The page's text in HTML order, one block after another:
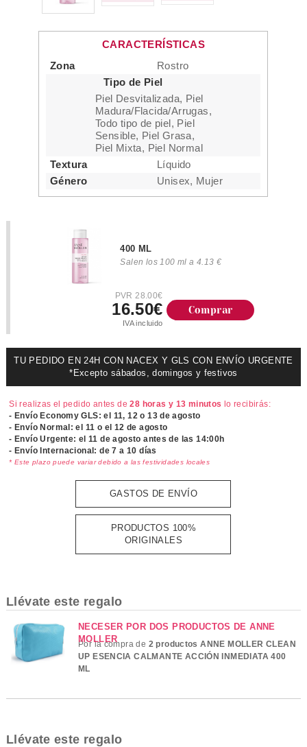
CARACTERÍSTICAS
Zona
Rostro
Tipo de Piel
Piel Desvitalizada, Piel
Madura/Flacida/Arrugas,
Todo tipo de piel, Piel
Sensible, Piel Grasa,
Piel Mixta, Piel Normal
Textura
Líquido
Género
Unisex, Mujer
400 ML
Salen los 100 ml a 4.13 €
PVR 28.00€
16.50€
IVA incluido
Comprar
TU PEDIDO EN 24H CON NACEX Y GLS CON ENVÍO URGENTE
*Excepto sábados, domingos y festivos
Si realizas el pedido antes de28 horas y 13 minutos lo recibirás:
- Envío Economy GLS: el 11, 12 o 13 de agosto
- Envío Normal: el 11 o el 12 de agosto
- Envío Urgente: el11 de agosto antes de las 14:00h
- Envío Internacional: de 7 a 10 días
* Este plazo puede variar debido a las festividades locales
GASTOS DE ENVÍO
PRODUCTOS 100%
ORIGINALES
Llévate este regalo
NECESER POR DOS PRODUCTOS DE ANNE
MOLLER
Por la compra de 2 productos ANNE MOLLER CLEAN
UP ESENCIA CALMANTE ACCIÓN INMEDIATA 400
ML
Llévate este regalo